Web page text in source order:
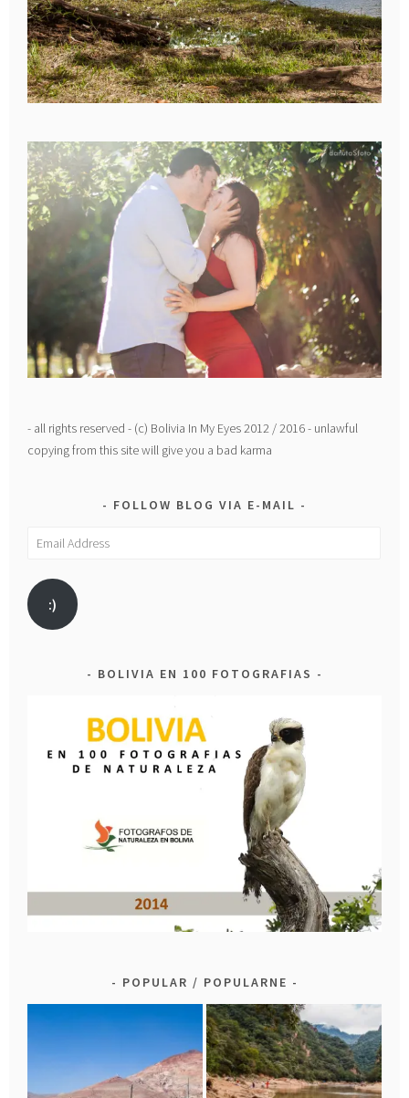
- all rights reserved - (c) Bolivia In My Eyes 2012 / 2016 - unlawful
copying from this site will give you a bad karma
FOLLOW BLOG VIA E-MAIL
Email
:)
BOLIVIA EN 100 FOTOGRAFIAS
POPULAR / POPULARNE